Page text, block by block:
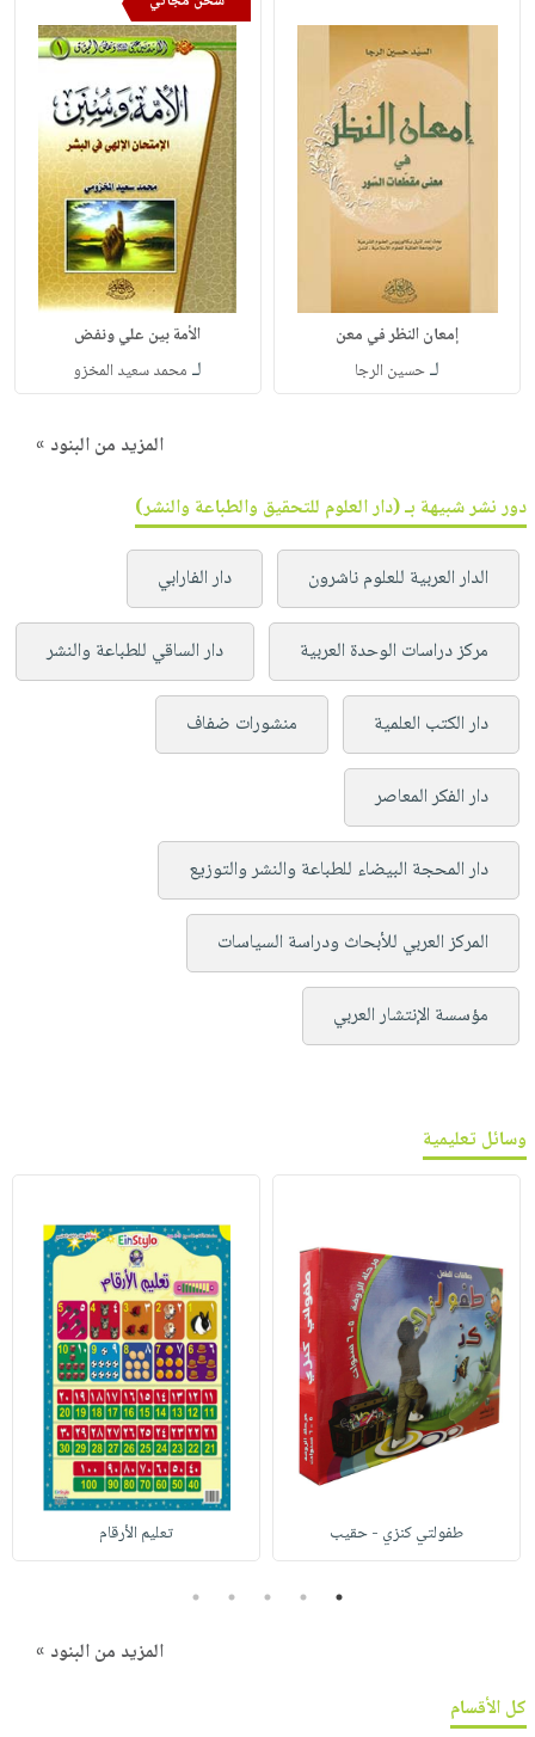
إمعان النظر في معن
لـحسين الرجا
الأمة بين علي ونفض
لـ محمد سعيد المخزو
المزيد من البنود »
دور نشر شبيهة بـ (دار العلوم للتحقيق والطباعة والنشر)
الدار العربية للعلوم ناشرون دار الفارابي
مركز دراسات الوحدة العربية دار الساقي للطباعة والنشر
دار الكتب العلمية منشورات ضفاف
دار الفكر المعاصر
دار المحجة البيضاء للطباعة والنشر والتوزيع
المركز العربي للأبحاث ودراسة السياسات
مؤسسة الإنتشار العربي
وسائل تعليمية
طفولتي كنزي - حقيب تعليم الأرقام
1
2
3
4
5
المزيد من البنود »
كل الأقسام